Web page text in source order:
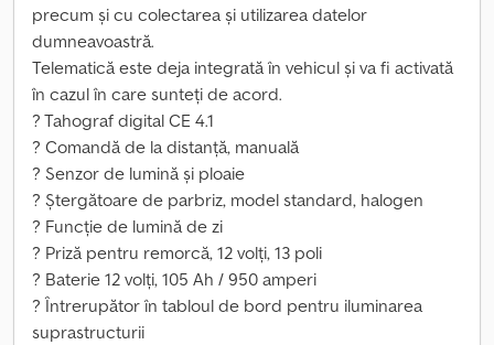
precum și cu colectarea și utilizarea datelor
dumneavoastră.
Telematică este deja integrată în vehicul și va fi activată
în cazul în care sunteți de acord.
? Tahograf digital CE 4.1
? Comandă de la distanță, manuală
? Senzor de lumină și ploaie
? Ștergătoare de parbriz, model standard, halogen
? Funcție de lumină de zi
? Priză pentru remorcă, 12 volți, 13 poli
? Baterie 12 volți, 105 Ah / 950 amperi
? Întrerupător în tabloul de bord pentru iluminarea
suprastructurii